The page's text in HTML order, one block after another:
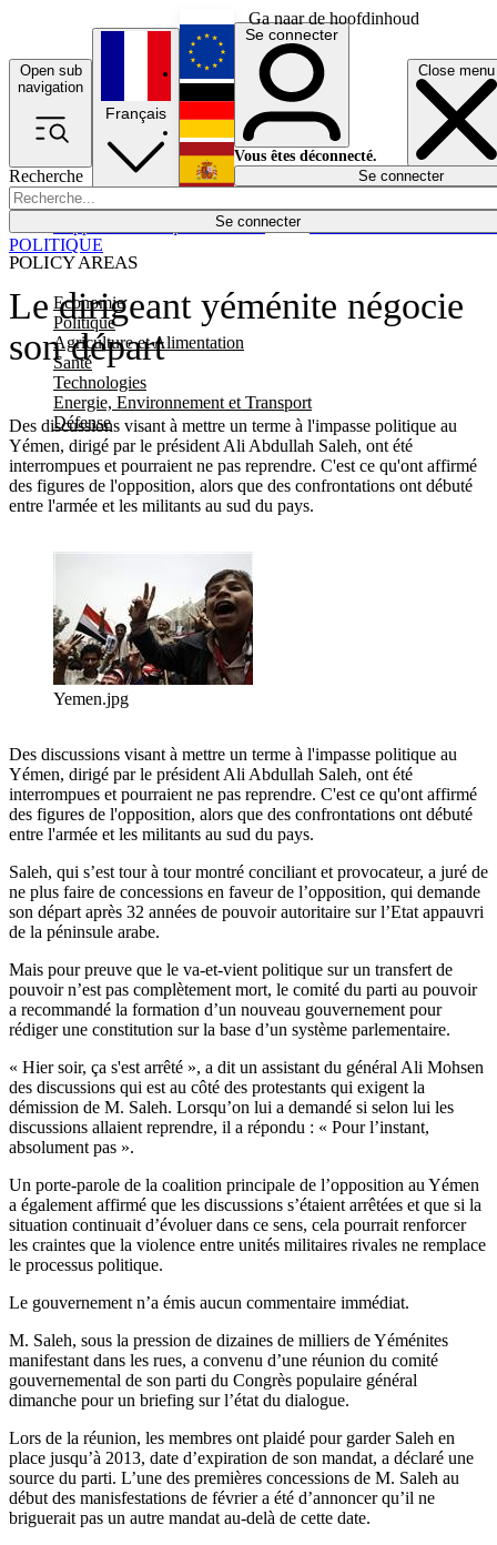
Ga naar de hoofdinhoud
Open sub
navigation
Close menu
Recherche
Se connecter
POLICY AREAS
Economie
Politique
Agriculture et Alimentation
Santé
Technologies
Energie, Environnement et Transport
Défense
Économie
Français
English
Deutsch
Español
Se connecter
Vous êtes déconnecté.
Se connecter
Le dirigeant yéménite négocie
son départ
Des discussions visant à mettre un terme à l'impasse politique au
Yémen, dirigé par le président Ali Abdullah Saleh, ont été
interrompues et pourraient ne pas reprendre. C'est ce qu'ont affirmé
des figures de l'opposition, alors que des confrontations ont débuté
entre l'armée et les militants au sud du pays.
POLITIQUE
Yemen.jpg
Des discussions visant à mettre un terme à l'impasse politique au
Yémen, dirigé par le président Ali Abdullah Saleh, ont été
interrompues et pourraient ne pas reprendre. C'est ce qu'ont affirmé
des figures de l'opposition, alors que des confrontations ont débuté
entre l'armée et les militants au sud du pays.
Saleh, qui s’est tour à tour montré conciliant et provocateur, a juré de
ne plus faire de concessions en faveur de l’opposition, qui demande
son départ après 32 années de pouvoir autoritaire sur l’Etat appauvri
de la péninsule arabe.
Mais pour preuve que le va-et-vient politique sur un transfert de
pouvoir n’est pas complètement mort, le comité du parti au pouvoir
a recommandé la formation d’un nouveau gouvernement pour
rédiger une constitution sur la base d’un système parlementaire.
« Hier soir, ça s'est arrêté », a dit un assistant du général Ali Mohsen
des discussions qui est au côté des protestants qui exigent la
démission de M. Saleh. Lorsqu’on lui a demandé si selon lui les
discussions allaient reprendre, il a répondu : « Pour l’instant,
absolument pas ».
Un porte-parole de la coalition principale de l’opposition au Yémen
a également affirmé que les discussions s’étaient arrêtées et que si la
situation continuait d’évoluer dans ce sens, cela pourrait renforcer
les craintes que la violence entre unités militaires rivales ne remplace
le processus politique.
Le gouvernement n’a émis aucun commentaire immédiat.
M. Saleh, sous la pression de dizaines de milliers de Yéménites
manifestant dans les rues, a convenu d’une réunion du comité
gouvernemental de son parti du Congrès populaire général
dimanche pour un briefing sur l’état du dialogue.
Lors de la réunion, les membres ont plaidé pour garder Saleh en
place jusqu’à 2013, date d’expiration de son mandat, a déclaré une
source du parti. L’une des premières concessions de M. Saleh au
début des manisfestations de février a été d’annoncer qu’il ne
briguerait pas un autre mandat au-delà de cette date.